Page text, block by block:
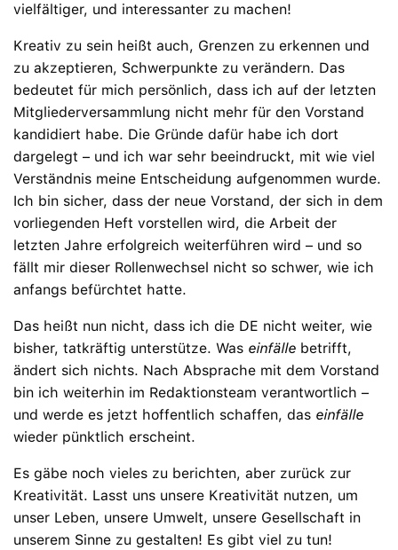
vielfältiger, und interessanter zu machen!
Kreativ zu sein heißt auch, Grenzen zu erkennen und
zu akzeptieren, Schwerpunkte zu verändern. Das
bedeutet für mich persönlich, dass ich auf der letzten
Mitgliederversammlung nicht mehr für den Vorstand
kandidiert habe. Die Gründe dafür habe ich dort
dargelegt – und ich war sehr beeindruckt, mit wie viel
Verständnis meine Entscheidung aufgenommen wurde.
Ich bin sicher, dass der neue Vorstand, der sich in dem
vorliegenden Heft vorstellen wird, die Arbeit der
letzten Jahre erfolgreich weiterführen wird – und so
fällt mir dieser Rollenwechsel nicht so schwer, wie ich
anfangs befürchtet hatte.
Das heißt nun nicht, dass ich die DE nicht weiter, wie
bisher, tatkräftig unterstütze. Was einfälle betrifft,
ändert sich nichts. Nach Absprache mit dem Vorstand
bin ich weiterhin im Redaktionsteam verantwortlich –
und werde es jetzt hoffentlich schaffen, das einfälle
wieder pünktlich erscheint.
Es gäbe noch vieles zu berichten, aber zurück zur
Kreativität. Lasst uns unsere Kreativität nutzen, um
unser Leben, unsere Umwelt, unsere Gesellschaft in
unserem Sinne zu gestalten! Es gibt viel zu tun!